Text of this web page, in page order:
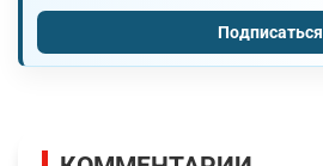
Подписаться